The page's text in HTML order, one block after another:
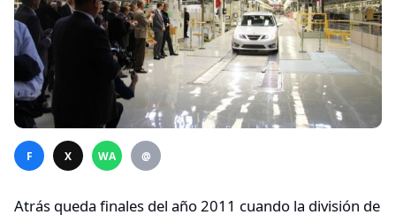
F X WA @
Atrás queda finales del año 2011 cuando la división de